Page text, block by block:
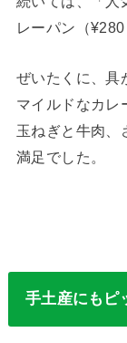
レーパン（¥280
ぜいたくに、具
マイルドなカレ
玉ねぎと牛肉、
満足でした。
手土産にもピ